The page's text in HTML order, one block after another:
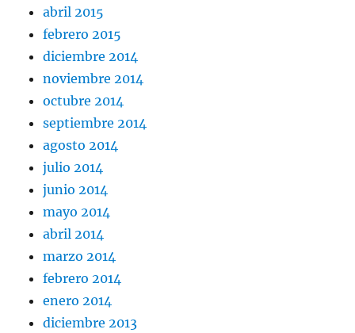
abril 2015
febrero 2015
diciembre 2014
noviembre 2014
octubre 2014
septiembre 2014
agosto 2014
julio 2014
junio 2014
mayo 2014
abril 2014
marzo 2014
febrero 2014
enero 2014
diciembre 2013